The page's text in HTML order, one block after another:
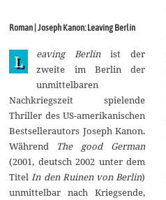
Roman | Joseph Kanon: Leaving Berlin
L eaving Berlinist der
zweite im Berlin der
unmittelbaren
Nachkriegszeit spielende
Thriller des US-amerikanischen
Bestsellerautors Joseph Kanon.
Während The good German
(2001, deutsch 2002 unter dem
Titel In den Ruinen von Berlin)
unmittelbar nach Kriegsende,